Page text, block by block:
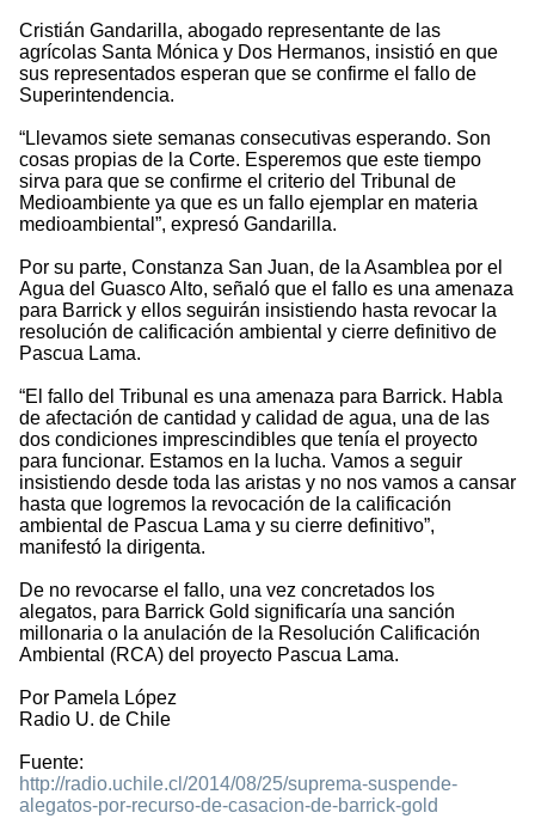
Cristián Gandarilla, abogado representante de las
agrícolas Santa Mónica y Dos Hermanos, insistió en que
sus representados esperan que se confirme el fallo de
Superintendencia.
“Llevamos siete semanas consecutivas esperando. Son
cosas propias de la Corte. Esperemos que este tiempo
sirva para que se confirme el criterio del Tribunal de
Medioambiente ya que es un fallo ejemplar en materia
medioambiental”, expresó Gandarilla.
Por su parte, Constanza San Juan, de la Asamblea por el
Agua del Guasco Alto, señaló que el fallo es una amenaza
para Barrick y ellos seguirán insistiendo hasta revocar la
resolución de calificación ambiental y cierre definitivo de
Pascua Lama.
“El fallo del Tribunal es una amenaza para Barrick. Habla
de afectación de cantidad y calidad de agua, una de las
dos condiciones imprescindibles que tenía el proyecto
para funcionar. Estamos en la lucha. Vamos a seguir
insistiendo desde toda las aristas y no nos vamos a cansar
hasta que logremos la revocación de la calificación
ambiental de Pascua Lama y su cierre definitivo”,
manifestó la dirigenta.
De no revocarse el fallo, una vez concretados los
alegatos, para Barrick Gold significaría una sanción
millonaria o la anulación de la Resolución Calificación
Ambiental (RCA) del proyecto Pascua Lama.
Por Pamela López
Radio U. de Chile
Fuente:
http://radio.uchile.cl/2014/08/25/suprema-suspende-
alegatos-por-recurso-de-casacion-de-barrick-gold